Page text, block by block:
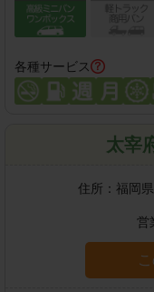
各種サービス
太宰
住所： 福岡
営